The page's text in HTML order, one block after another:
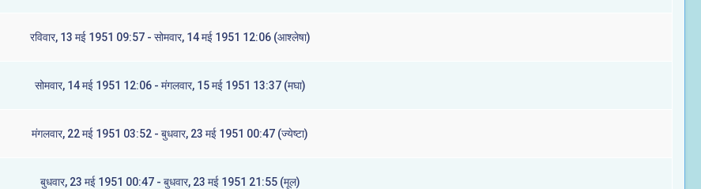
रविवार, 13 मई 1951 09:57 - सोमवार, 14 मई 1951 12:06 (आश्लेषा)
सोमवार, 14 मई 1951 12:06 - मंगलवार, 15 मई 1951 13:37 (मघा)
मंगलवार, 22 मई 1951 03:52 - बुधवार, 23 मई 1951 00:47 (ज्येष्टा)
बुधवार, 23 मई 1951 00:47 - बुधवार, 23 मई 1951 21:55 (मूल)